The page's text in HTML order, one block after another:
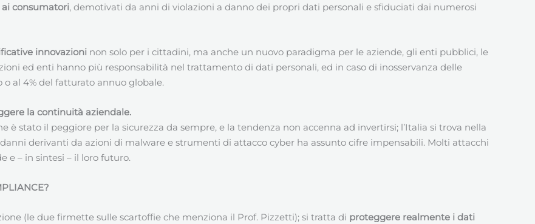
consumatori, demotivati da anni di violazioni a danno dei propri dati personali e sfiduciati dai numerosi
innovazioni non solo per i cittadini, ma anche un nuovo paradigma per le aziende, gli enti pubblici, le
ed enti hanno più responsabilità nel trattamento di dati personali, ed in caso di inosservanza delle
al 4% del fatturato annuo globale.
la continuità aziendale.
stato il peggiore per la sicurezza da sempre, e la tendenza non accenna ad invertirsi; l’Italia si trova nella
danni derivanti da azioni di malware e strumenti di attacco cyber ha assunto cifre impensabili. Molti attacchi
e – in sintesi – il loro futuro.
(le due firmette sulle scartoffie che menziona il Prof. Pizzetti); si tratta di proteggere realmente i dati